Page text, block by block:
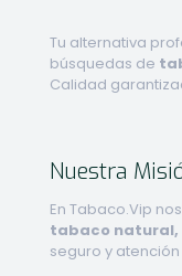
Tu alternativa
búsquedas de
Calidad
Nuestra
En Tabaco.Vip
tabaco natural,
seguro y